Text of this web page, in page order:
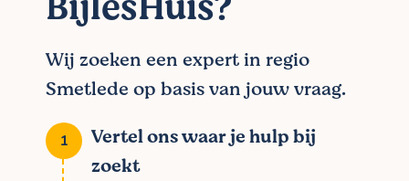
Wij zoeken een expert in regio
Smetlede op basis van jouw vraag.
Vertel ons waar je hulp bij
zoekt